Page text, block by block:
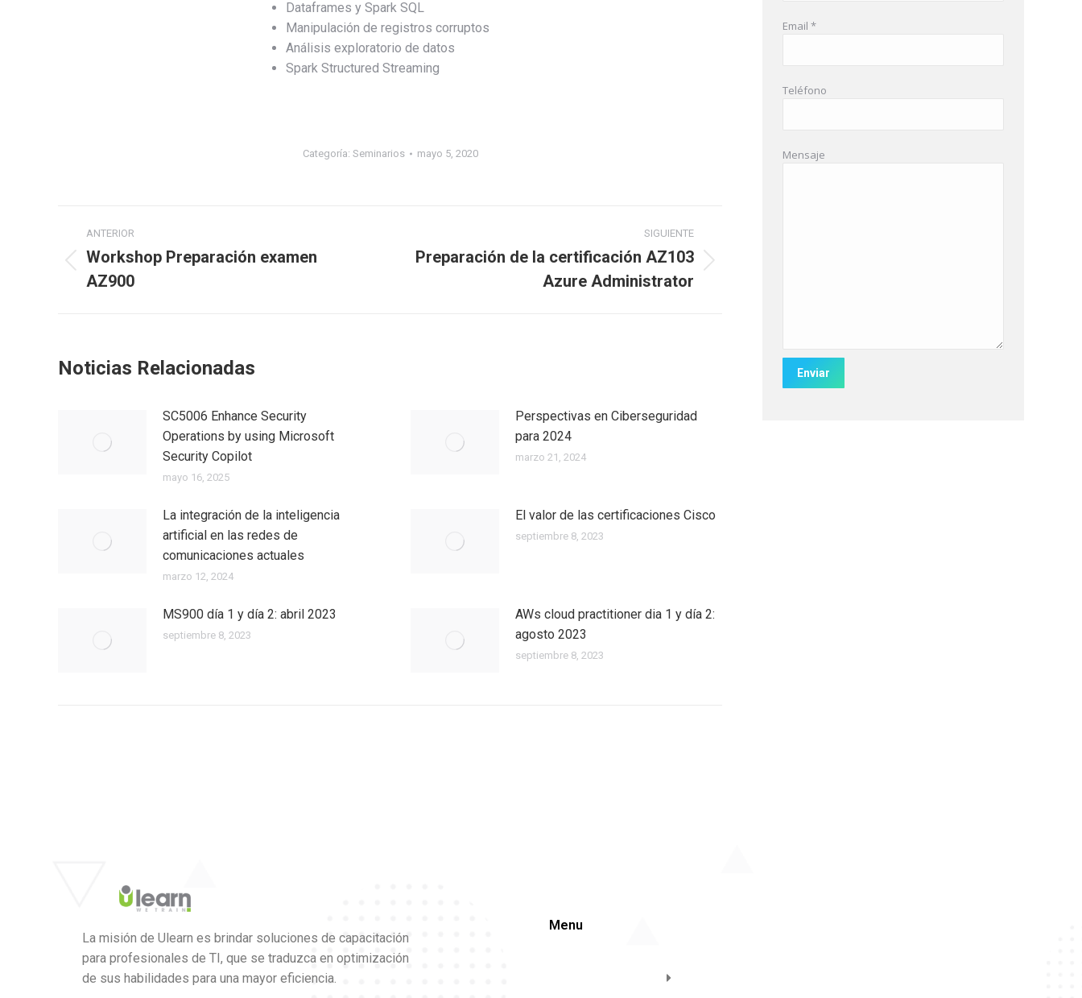
Dataframes y Spark SQL
Manipulación de registros corruptos
Análisis exploratorio de datos
Spark Structured Streaming
Categoría: Seminarios mayo 5, 2020
ANTERIOR
Workshop Preparación examen
AZ900
SIGUIENTE
Preparación de la certificación AZ103
Azure Administrator
Noticias Relacionadas
SC5006 Enhance Security
Operations by using Microsoft
Security Copilot
mayo 16, 2025
Perspectivas en Ciberseguridad
para 2024
marzo 21, 2024
La integración de la inteligencia
artificial en las redes de
comunicaciones actuales
marzo 12, 2024
El valor de las certificaciones Cisco
septiembre 8, 2023
MS900 día 1 y día 2: abril 2023
septiembre 8, 2023
AWs cloud practitioner dia 1 y día 2:
agosto 2023
septiembre 8, 2023
Email *
Teléfono
Mensaje
La misión de Ulearn es brindar soluciones de capacitación
para profesionales de TI, que se traduzca en optimización
de sus habilidades para una mayor eficiencia.
Menu